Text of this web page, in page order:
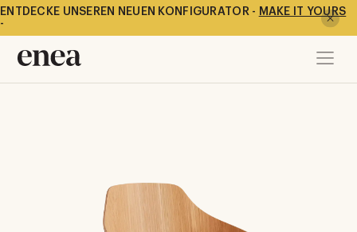
ENTDECKE UNSEREN NEUEN KONFIGURATOR - MAKE IT YOURS
-